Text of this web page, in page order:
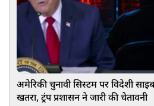
अमेरिकी चुनावी सिस्टम पर विदेशी
खतरा, ट्रंप प्रशासन ने जारी की चेतावनी